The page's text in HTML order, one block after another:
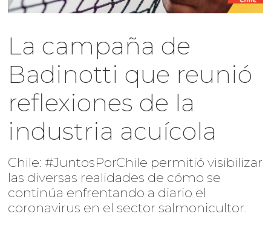
La campaña de
Badinotti que reunió
reflexiones de la
industria acuícola
Chile: #JuntosPorChile permitió visibilizar
las diversas realidades de cómo se
continúa enfrentando a diario el
coronavirus en el sector salmonicultor.